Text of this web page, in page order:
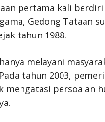
pertama kali
Gedong Tataan
tahun 1988.
melayani
tahun 2003,
mengatasi persoalan